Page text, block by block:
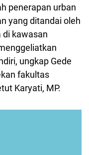
penerapan urban
yang ditandai oleh
di kawasan
ungkap Gede
fakultas
Karyati, MP.